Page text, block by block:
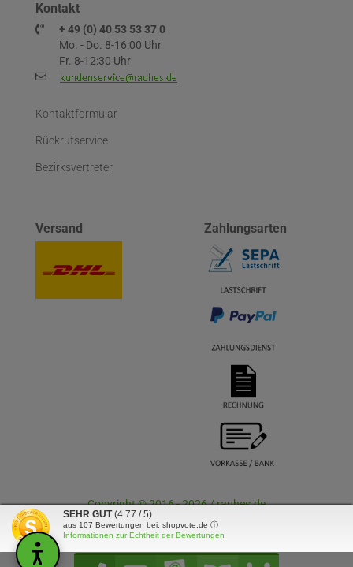
Kontakt
+ 49 (0) 40 53 53 37 0
Mo. - Do. 8-16:00 Uhr
Fr. 8-12:30 Uhr
Kontaktformular
Rückrufservice
Bezirksvertreter
Versand Zahlungsarten
Copyright © 2016 - 2026 / rauhes.de
SEHR GUT (4.77 / 5)
aus 107 Bewertungen bei: shopvote.de ⓘ
Informationen zur Echtheit der Bewertungen